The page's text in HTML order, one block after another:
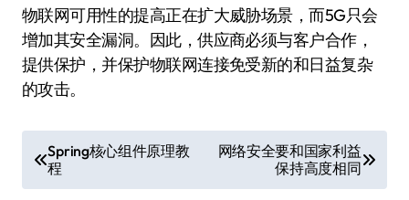
物联网可用性的提高正在扩大威胁场景，而5G只会
增加其安全漏洞。因此，供应商必须与客户合作，
提供保护，并保护物联网连接免受新的和日益复杂
的攻击。
章
Spring核心组件原理教
程
网络安全要和国家利益
保持高度相同